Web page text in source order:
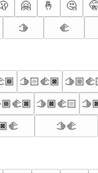
🤗 🤞 🤔
🫱 🫲
🫱🏻‍🫲🏿
🫱🏿‍🫲🏻
🫱‍🫲